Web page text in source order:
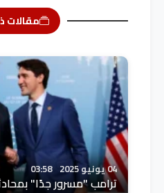
مقالات
04 يونيو 2025 03:58
ترامب "مسرور جدًا"